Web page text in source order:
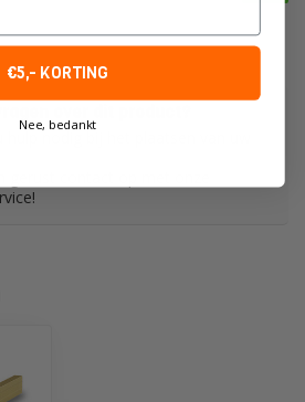
hulp nodig bij het plaatsen van uw
€5,- KORTING
Nee, bedankt